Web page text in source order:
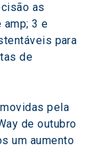
as
3 e
para
de
pela
de outubro
um aumento